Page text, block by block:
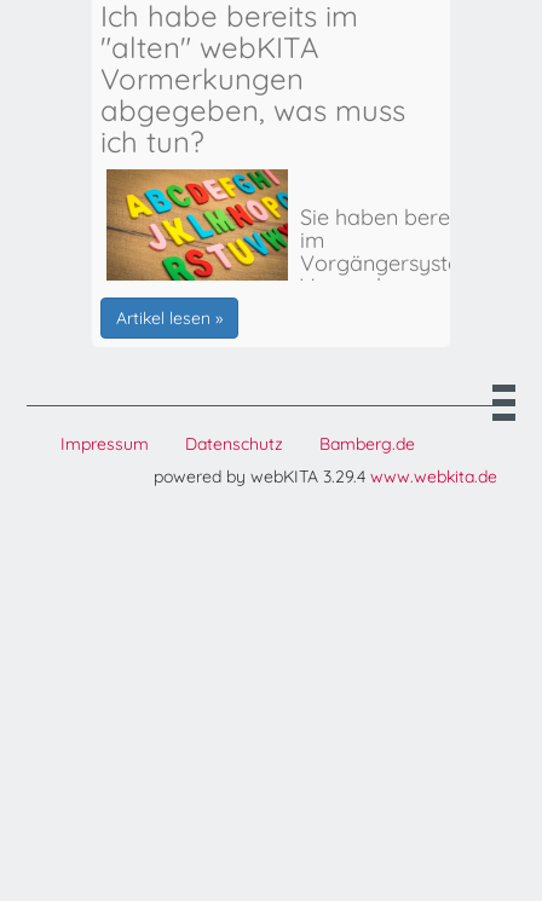
Ich habe bereits im
"alten" webKITA
Vormerkungen
abgegeben, was muss
ich tun?
Sie haben bereits
im
Vorgängersystem
Vormerkungen
Artikel lesen »
Impressum Datenschutz
Bamberg.de
powered by webKITA 3.29.4 www.webkita.de